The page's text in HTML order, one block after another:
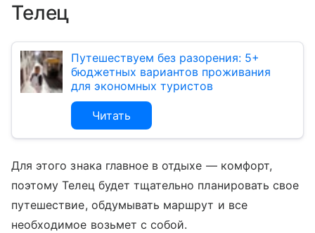
Телец
Путешествуем без разорения: 5+
бюджетных вариантов проживания
для экономных туристов
Читать
Для этого знака главное в отдыхе — комфорт,
поэтому Телец будет тщательно планировать свое
путешествие, обдумывать маршрут и все
необходимое возьмет с собой.